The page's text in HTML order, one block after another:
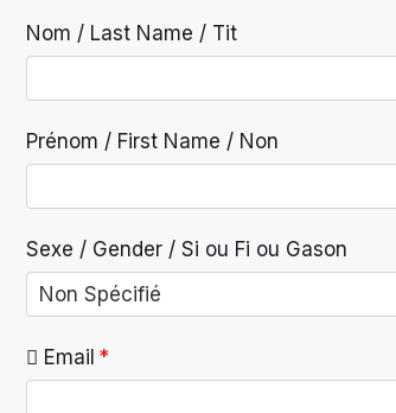
Nom / Last Name / Tit
Prénom / First Name / Non
Sexe / Gender / Si ou Fi ou Gason
Email *